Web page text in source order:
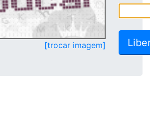
[trocar imagem]